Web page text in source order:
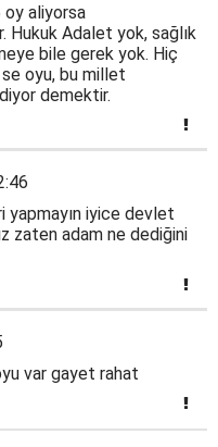
oy aliyorsa
Adalet yok, sağlık
bile gerek yok. Hiç
oyu, bu millet
demektir.
yapmayın iyice devlet
zaten adam ne dediğini
var gayet rahat